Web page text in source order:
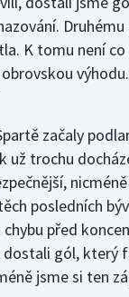
K tomu není
začaly
už trochu
posledních
před
dostali gól, který
jsme si ten